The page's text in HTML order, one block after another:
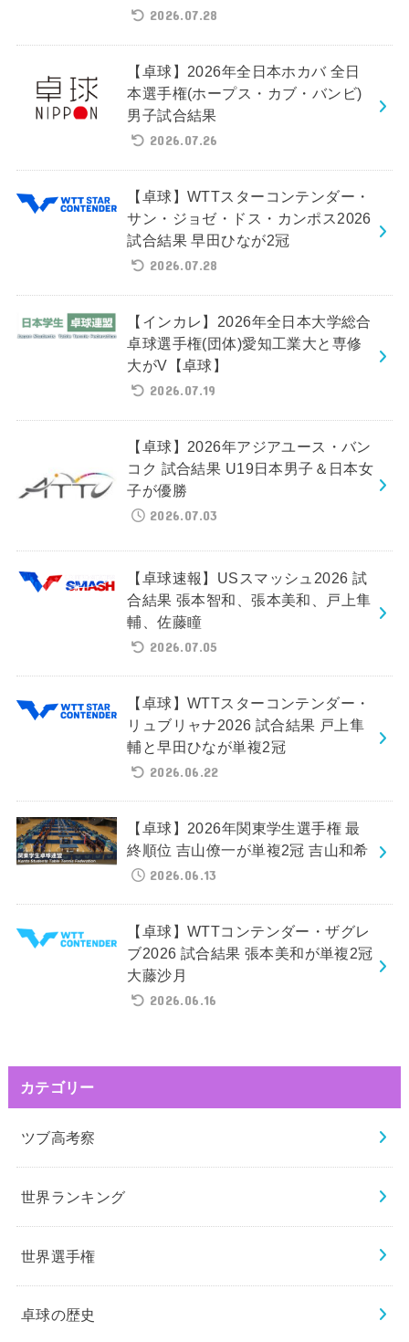
2026.07.28
【卓球】2026年全日本ホカバ 全日
本選手権(ホープス・カブ・バンビ)
男子試合結果
2026.07.26
【卓球】WTTスターコンテンダー・
サン・ジョゼ・ドス・カンポス2026
試合結果 早田ひなが2冠
2026.07.28
【インカレ】2026年全日本大学総合
卓球選手権(団体)愛知工業大と専修
大がV【卓球】
2026.07.19
【卓球】2026年アジアユース・バン
コク 試合結果 U19日本男子＆日本女
子が優勝
2026.07.03
【卓球速報】USスマッシュ2026 試
合結果 張本智和、張本美和、戸上隼
輔、佐藤瞳
2026.07.05
【卓球】WTTスターコンテンダー・
リュブリャナ2026 試合結果 戸上隼
輔と早田ひなが単複2冠
2026.06.22
【卓球】2026年関東学生選手権 最
終順位 吉山僚一が単複2冠 吉山和希
2026.06.13
【卓球】WTTコンテンダー・ザグレ
ブ2026 試合結果 張本美和が単複2冠
大藤沙月
2026.06.16
カテゴリー
ツブ高考察
世界ランキング
世界選手権
卓球の歴史